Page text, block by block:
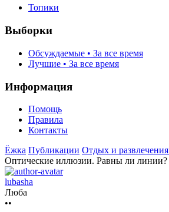
Топики
Выборки
Обсуждаемые • За все время
Лучшие • За все время
Информация
Помощь
Правила
Контакты
Ёжка Публикации Отдых и развлечения
Оптические иллюзии. Равны ли линии?
lubasha
Люба
••